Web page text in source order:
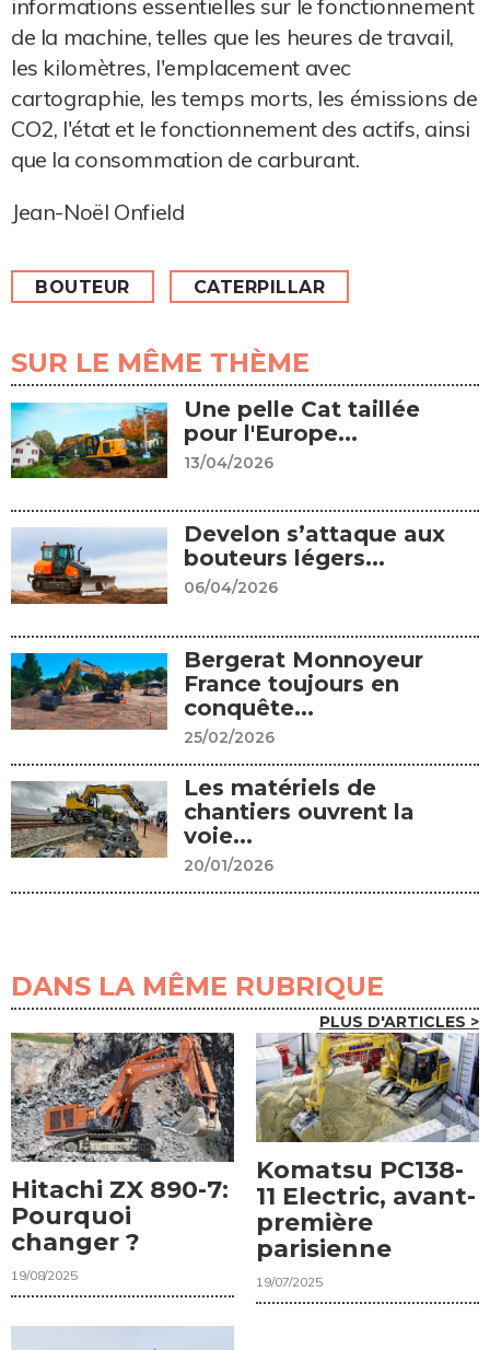
informations essentielles sur le fonctionnement
de la machine, telles que les heures de travail,
les kilomètres, l'emplacement avec
cartographie, les temps morts, les émissions de
CO2, l'état et le fonctionnement des actifs, ainsi
que la consommation de carburant.
Jean-Noël Onfield
BOUTEUR CATERPILLAR
SUR LE MÊME THÈME
Une pelle Cat taillée
pour l'Europe...
13/04/2026
Develon s’attaque aux
bouteurs légers...
06/04/2026
Bergerat Monnoyeur
France toujours en
conquête...
25/02/2026
Les matériels de
chantiers ouvrent la
voie...
20/01/2026
DANS LA MÊME RUBRIQUE
PLUS D'ARTICLES >
Hitachi ZX 890-7:
Pourquoi
changer ?
19/08/2025
Komatsu PC138-
11 Electric, avant-
première
parisienne
19/07/2025